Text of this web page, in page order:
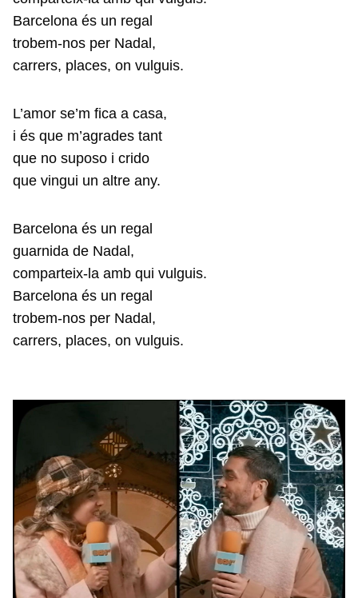
Barcelona és un regal
trobem-nos per Nadal,
carrers, places, on vulguis.
L’amor se’m fica a casa,
i és que m’agrades tant
que no suposo i crido
que vingui un altre any.
Barcelona és un regal
guarnida de Nadal,
comparteix-la amb qui vulguis.
Barcelona és un regal
trobem-nos per Nadal,
carrers, places, on vulguis.